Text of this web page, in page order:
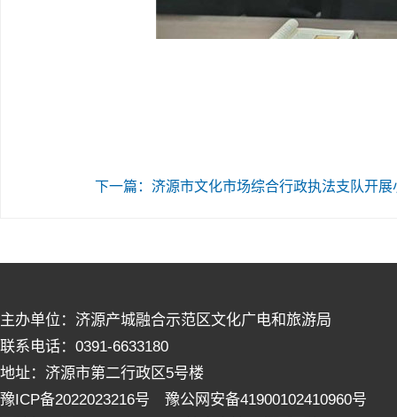
下一篇：济源市文化市场综合行政执法支队开
主办单位：济源产城融合示范区文化广电和旅游局
联系电话：0391-6633180
地址：济源市第二行政区5号楼
豫ICP备2022023216号 豫公网安备41900102410960号